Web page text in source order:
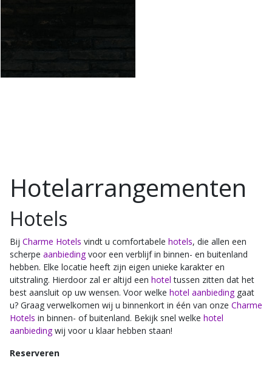
Hotelarrangementen
Hotels
Bij Charme Hotels vindt u comfortabele hotels, die allen een
scherpe aanbiedingvoor een verblijf in binnen- en buitenland
hebben. Elke locatie heeft zijn eigen unieke karakter en
uitstraling. Hierdoor zal er altijd een hotel tussen zitten dat het
best aansluit op uw wensen. Voor welke hotel aanbiedinggaat
u? Graag verwelkomen wij u binnenkort in één van onze Charme
Hotels in binnen- of buitenland. Bekijk snel welke hotel
aanbiedingwij voor u klaar hebben staan!
Reserveren